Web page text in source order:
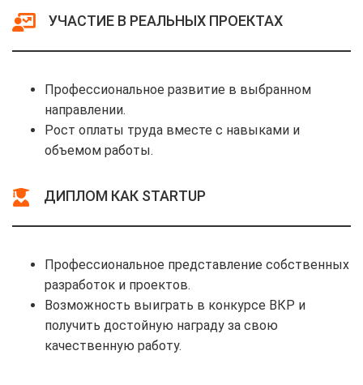
УЧАСТИЕ В РЕАЛЬНЫХ ПРОЕКТАХ
Профессиональное развитие в выбранном
направлении.
Рост оплаты труда вместе с навыками и
объемом работы.
ДИПЛОМ КАК STARTUP
Профессиональное представление собственных
разработок и проектов.
Возможность выиграть в конкурсе ВКР и
получить достойную награду за свою
качественную работу.